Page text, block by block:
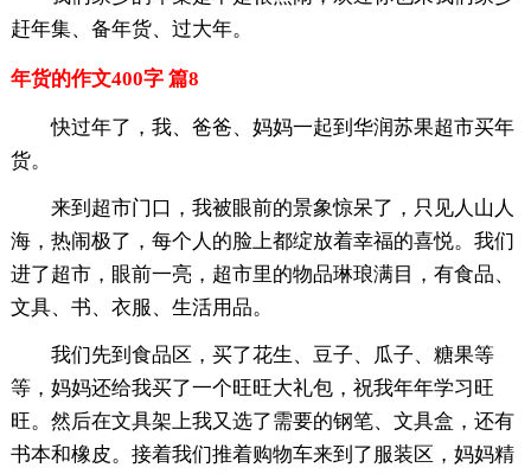
赶年集、备年货、过大年。
年货的作文400字 篇8
快过年了，我、爸爸、妈妈一起到华润苏果超市买年
货。
来到超市门口，我被眼前的景象惊呆了，只见人山人
海，热闹极了，每个人的脸上都绽放着幸福的喜悦。我们
进了超市，眼前一亮，超市里的物品琳琅满目，有食品、
文具、书、衣服、生活用品。
我们先到食品区，买了花生、豆子、瓜子、糖果等
等，妈妈还给我买了一个旺旺大礼包，祝我年年学习旺
旺。然后在文具架上我又选了需要的钢笔、文具盒，还有
书本和橡皮。接着我们推着购物车来到了服装区，妈妈精